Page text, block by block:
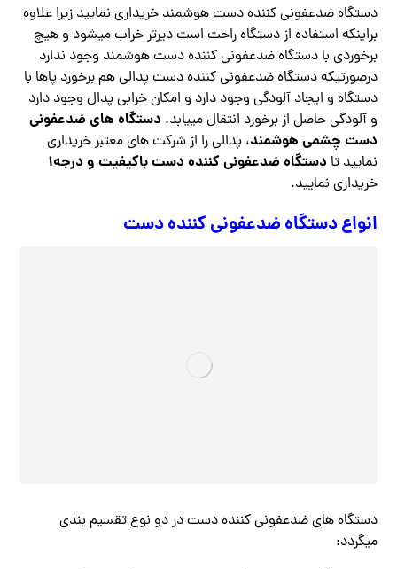
دستگاه ضدعفونی کننده دست هوشمند خریداری نمایید زیرا علاوه
براینکه استفاده از دستگاه راحت است دیرتر خراب میشود و هیچ
برخوردی با دستگاه ضدعفونی کننده دست هوشمند وجود ندارد
درصورتیکه دستگاه ضدعفونی کننده دست پدالی هم برخورد پاها با
دستگاه و ایجاد آلودگی وجود دارد و امکان خرابی پدال وجود دارد
و آلودگی حاصل از برخورد انتقال مییابد. دستگاه های ضدعفونی
دست چشمی هوشمند، پدالی را از شرکت های معتبر خریداری
نمایید تا دستگاه ضدعفونی کننده دست باکیفیت و درجه۱
خریداری نمایید.
انواع دستگاه ضدعفونی کننده دست
دستگاه های ضدعفونی کننده دست در دو نوع تقسیم بندی
میگردد: